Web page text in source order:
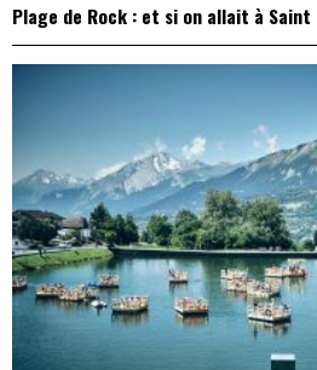
Plage de Rock : et si on allait à Saint